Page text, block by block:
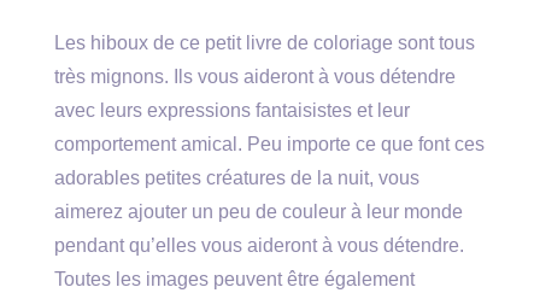
Les hiboux de ce petit livre de coloriage sont tous
très mignons. Ils vous aideront à vous détendre
avec leurs expressions fantaisistes et leur
comportement amical. Peu importe ce que font ces
adorables petites créatures de la nuit, vous
aimerez ajouter un peu de couleur à leur monde
pendant qu’elles vous aideront à vous détendre.
Toutes les images peuvent être également